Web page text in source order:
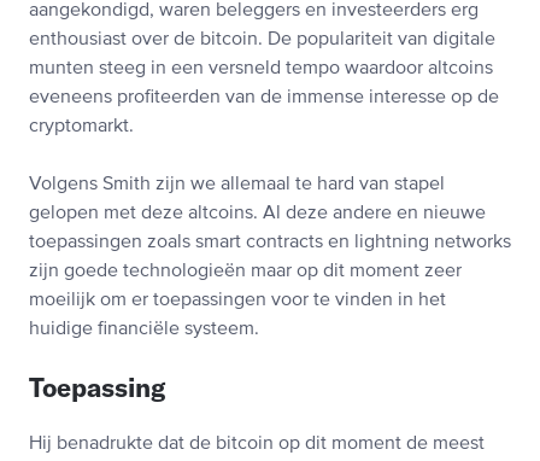
aangekondigd, waren beleggers en investeerders erg
enthousiast over de bitcoin. De populariteit van digitale
munten steeg in een versneld tempo waardoor altcoins
eveneens profiteerden van de immense interesse op de
cryptomarkt.
Volgens Smith zijn we allemaal te hard van stapel
gelopen met deze altcoins. Al deze andere en nieuwe
toepassingen zoals smart contracts en lightning networks
zijn goede technologieën maar op dit moment zeer
moeilijk om er toepassingen voor te vinden in het
huidige financiële systeem.
Toepassing
Hij benadrukte dat de bitcoin op dit moment de meest